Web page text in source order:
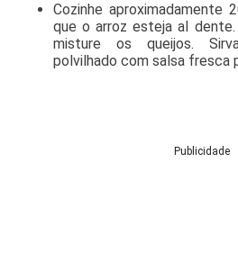
Cozinhe aproximadamente
que o arroz esteja al
misture os queijos.
polvilhado com salsa fresca
Publicidade